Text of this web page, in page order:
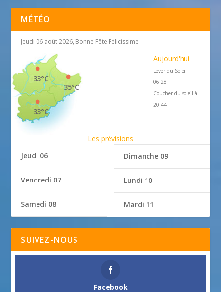
MÉTÉO
Jeudi 06 août 2026, Bonne Fête Félicissime
35°C
33°C
33°C
Aujourd'hui
Lever du Soleil
06:28
Coucher du soleil à
20:44
Les prévisions
Jeudi 06
Vendredi 07
Samedi 08
Dimanche 09
Lundi 10
Mardi 11
SUIVEZ-NOUS
Facebook